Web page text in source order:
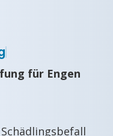
für Engen